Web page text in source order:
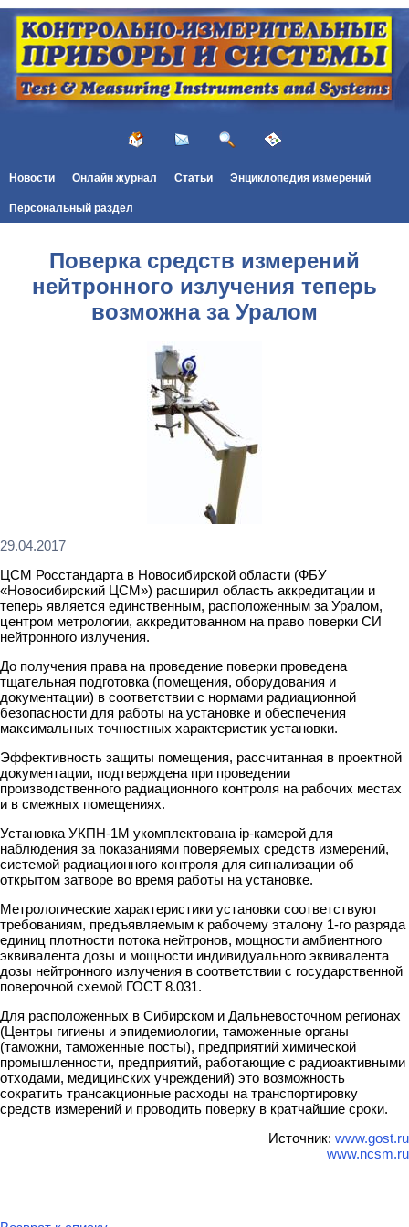
Новости Онлайн журнал Статьи Энциклопедия измерений
Персональный раздел
Поверка средств измерений
нейтронного излучения теперь
возможна за Уралом
29.04.2017
ЦСМ Росстандарта в Новосибирской области (ФБУ
«Новосибирский ЦСМ») расширил область аккредитации и
теперь является единственным, расположенным за Уралом,
центром метрологии, аккредитованном на право поверки СИ
нейтронного излучения.
До получения права на проведение поверки проведена
тщательная подготовка (помещения, оборудования и
документации) в соответствии с нормами радиационной
безопасности для работы на установке и обеспечения
максимальных точностных характеристик установки.
Эффективность защиты помещения, рассчитанная в проектной
документации, подтверждена при проведении
производственного радиационного контроля на рабочих местах
и в смежных помещениях.
Установка УКПН-1М укомплектована ip-камерой для
наблюдения за показаниями поверяемых средств измерений,
системой радиационного контроля для сигнализации об
открытом затворе во время работы на установке.
Метрологические характеристики установки соответствуют
требованиям, предъявляемым к рабочему эталону 1-го разряда
единиц плотности потока нейтронов, мощности амбиентного
эквивалента дозы и мощности индивидуального эквивалента
дозы нейтронного излучения в соответствии с государственной
поверочной схемой ГОСТ 8.031.
Для расположенных в Сибирском и Дальневосточном регионах
(Центры гигиены и эпидемиологии, таможенные органы
(таможни, таможенные посты), предприятий химической
промышленности, предприятий, работающие с радиоактивными
отходами, медицинских учреждений) это возможность
сократить трансакционные расходы на транспортировку
средств измерений и проводить поверку в кратчайшие сроки.
Источник: www.gost.ru
www.ncsm.ru